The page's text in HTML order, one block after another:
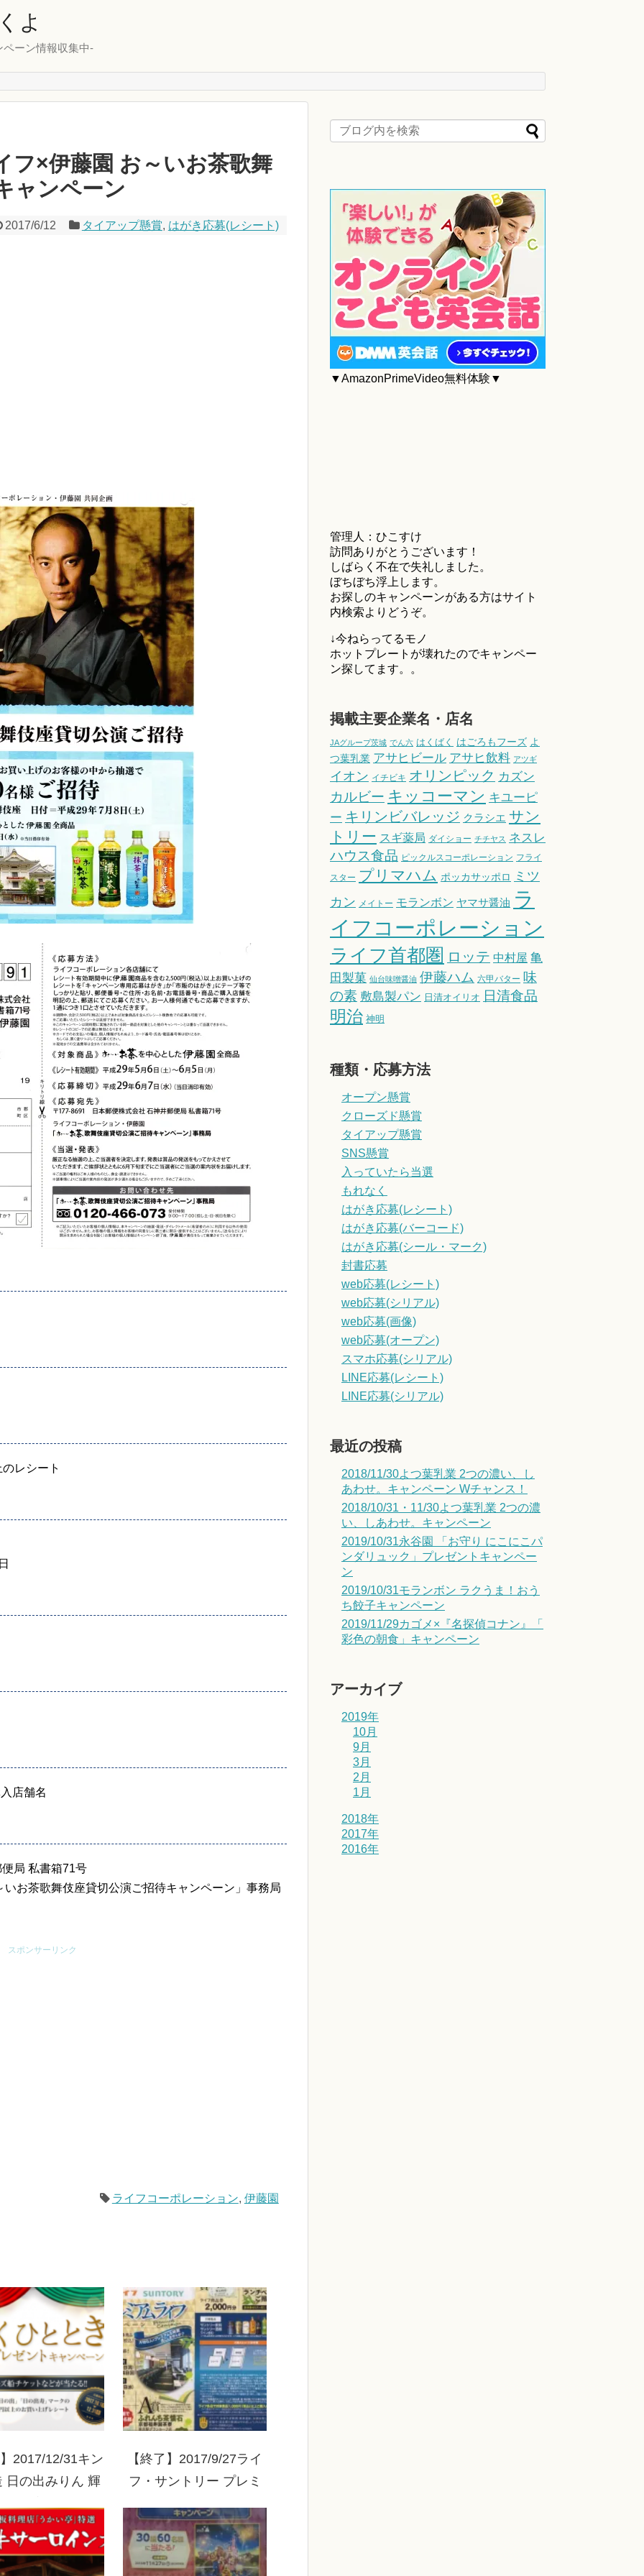
よ
ーン情報収集中-
フ×伊藤園 お～いお茶歌舞
ャンペーン
2017/6/12 タイアップ懸賞, はがき応募(レシート)
レシート
店舗名
局 私書箱71号
お茶歌舞伎座貸切公演ご招待キャンペーン」事務局
スポンサーリンク
ライフコーポレーション, 伊藤園
2017/12/31キン
日の出みりん 輝
ャンペーン
【終了】2017/9/27ライ
フ・サントリー プレミ
▼AmazonPrimeVideo無料体験▼
管理人：ひこすけ
訪問ありがとうございます！
しばらく不在で失礼しました。
ぼちぼち浮上します。
お探しのキャンペーンがある方はサイト
内検索よりどうぞ。
↓今ねらってるモノ
ホットプレートが壊れたのでキャンペー
ン探してます。。
掲載主要企業名・店名
JAグループ茨城 でん六 はくばく はごろもフーズ よ
つ葉乳業 アサヒビール アサヒ飲料 アツギ
イオン イチビキ オリンピック カズン
カルビー キッコーマン キユーピ
ー キリンビバレッジ クラシエ サン
トリー スギ薬局 ダイショー チチヤス ネスレ
ハウス食品 ピックルスコーポレーション フライ
スター プリマハム ポッカサッポロ
ミツ
カン メイトー モランボン ヤマサ醤油 ラ
イフコーポレーション
ライフ首都圏 ロッテ 中村屋 亀
田製菓 仙台味噌醤油 伊藤ハム 六甲バター 味
の素 敷島製パン 日清オイリオ 日清食品
明治 神明
種類・応募方法
オープン懸賞
クローズド懸賞
タイアップ懸賞
SNS懸賞
入っていたら当選
もれなく
はがき応募(レシート)
はがき応募(バーコード)
はがき応募(シール・マーク)
封書応募
web応募(レシート)
web応募(シリアル)
web応募(画像)
web応募(オープン)
スマホ応募(シリアル)
LINE応募(レシート)
LINE応募(シリアル)
最近の投稿
2018/11/30よつ葉乳業 2つの濃い、し
あわせ。キャンペーン Wチャンス！
2018/10/31・11/30よつ葉乳業 2つの濃
い、しあわせ。キャンペーン
2019/10/31永谷園 「お守り にこにこパ
ンダリュック」プレゼントキャンペー
ン
2019/10/31モランボン ラクうま！おう
ち餃子キャンペーン
2019/11/29カゴメ×『名探偵コナン』「
彩色の朝食」キャンペーン
アーカイブ
2019年
10月
9月
3月
2月
1月
2018年
2017年
2016年